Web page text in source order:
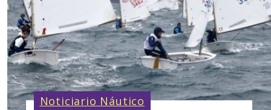
Noticiario Náutico